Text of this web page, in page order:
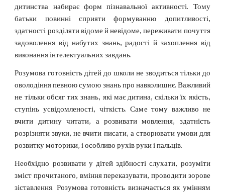
дитинства набирає форм пізнавальної активності. Тому
батьки повинні сприяти формуванню допитливості,
здатності розділяти відоме й невідоме, переживати почуття
задоволення від набутих знань, радості й захоплення від
виконання інтелектуальних завдань.
Розумова готовність дітей до школи не зводиться тільки до
оволодіння певною сумою знань про навколишнє. Важливий
не тільки обсяг тих знань, які має дитина, скільки їх якість,
ступінь усвідомленості, чіткість. Саме тому важливо не
вчити дитину читати, а розвивати мовлення, здатність
розрізняти звуки, не вчити писати, а створювати умови для
розвитку моторики, і особливо рухів руки і пальців.
Необхідно розвивати у дітей здібності слухати, розуміти
зміст прочитаного, вміння переказувати, проводити зорове
зіставлення. Розумова готовність визначається як умінням